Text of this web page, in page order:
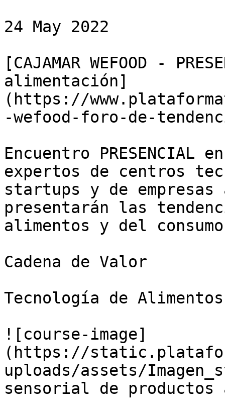
24 May 2022
[CAJAMAR WEFOOD -
alimentación]
(https://
-wefood-foro-de-
Encuentro PRESENCIAL
expertos de centros
startups y de
presentarán las
alimentos y del
Cadena de Valor
Tecnología de Alimentos
![course-image]
(https://
uploads/assets/
sensorial de